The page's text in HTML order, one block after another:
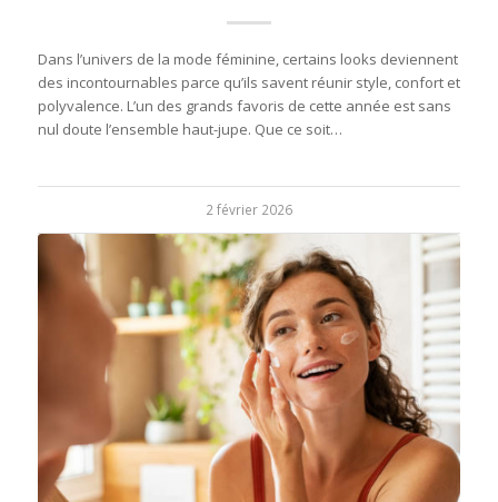
Dans l’univers de la mode féminine, certains looks deviennent
des incontournables parce qu’ils savent réunir style, confort et
polyvalence. L’un des grands favoris de cette année est sans
nul doute l’ensemble haut-jupe. Que ce soit…
2 février 2026